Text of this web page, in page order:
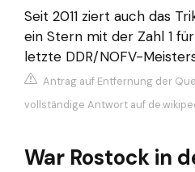
Seit 2011 ziert auch das
ein Stern mit der Zahl 1
letzte DDR/NOFV-
Antrag auf Entfernung der
vollständige Antwort auf
War Rostock in